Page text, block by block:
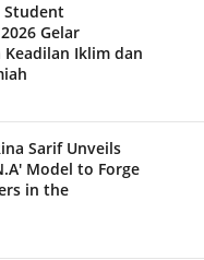
Student
Gelar
Iklim dan
Sarif Unveils
Model to Forge
in the